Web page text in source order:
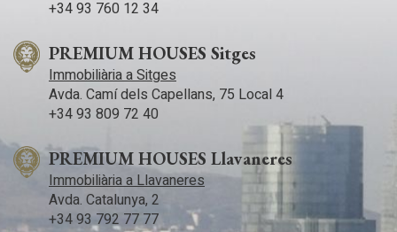
+34 93 760 12 34
PREMIUM HOUSES Sitges
Immobiliària a Sitges
Avda. Camí­ dels Capellans, 75 Local 4
+34 93 809 72 40
PREMIUM HOUSES Llavaneres
Immobiliària a Llavaneres
Avda. Catalunya, 2
+34 93 792 77 77